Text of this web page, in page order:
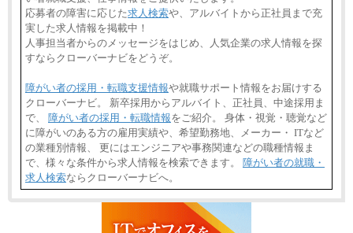
応募者の障害に応じた求人検索や、アルバイトから正社員まで充
実した求人情報を掲載中！
人事担当者からのメッセージをはじめ、人気企業の求人情報を探
すならクローバーナビをどうぞ。
障がい者の採用・転職支援情報や就職サポート情報をお届けする
クローバーナビ。 新卒採用からアルバイト、正社員、中途採用ま
で、 障がい者の採用・転職情報をご紹介。 身体・視覚・聴覚など
に障がいのある方の雇用実績や、希望勤務地、メーカー・ ITなど
の業種別情報、 更にはエンジニアや事務関連などの職種情報ま
で、様々な条件から求人情報を検索できます。 障がい者の就職・
求人検索ならクローバーナビへ。